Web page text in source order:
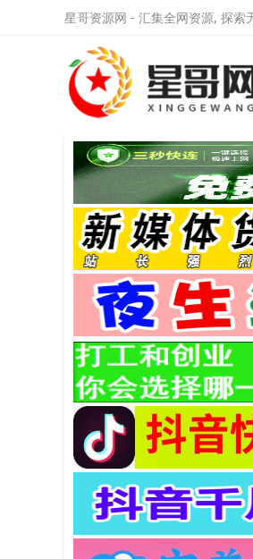
星哥资源网 - 汇集全网资源, 探索